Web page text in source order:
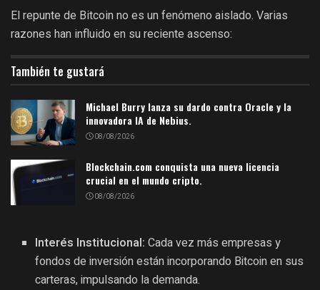
El repunte de Bitcoin no es un fenómeno aislado. Varias
razones han influido en su reciente ascenso:
También te gustará
Michael Burry lanza su dardo contra Oracle y la
innovadora IA de Nebius.
08/08/2026
Blockchain.com conquista una nueva licencia
crucial en el mundo cripto.
08/08/2026
Interés Institucional: Cada vez más empresas y
fondos de inversión están incorporando Bitcoin en sus
carteras, impulsando la demanda.